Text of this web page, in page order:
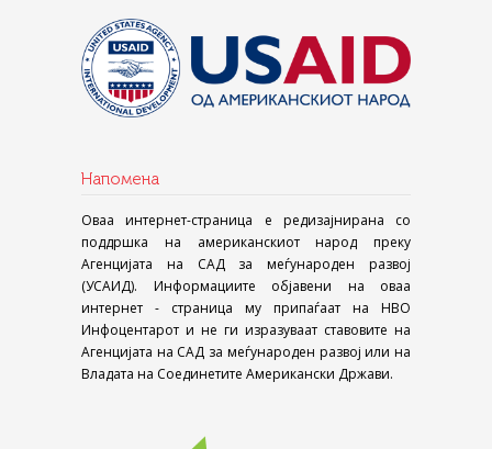
Напомена
Оваа интернет-страница е редизајнирана со
поддршка на американскиот народ преку
Агенцијата на САД за меѓународен развој
(УСАИД). Информациите објавени на оваа
интернет - страница му припаѓаат на НВО
Инфоцентарот и не ги изразуваат ставовите на
Агенцијата на САД за меѓународен развој или на
Владата на Соединетите Американски Држави.